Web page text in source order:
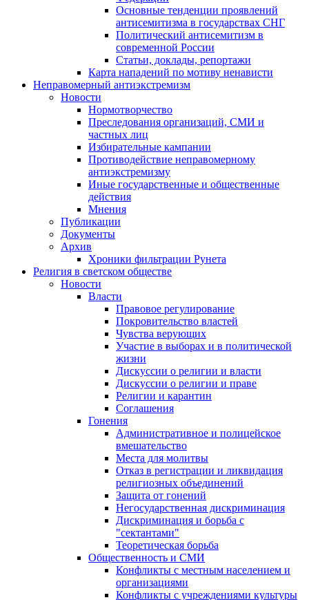
Основные тенденции проявлений
антисемитизма в государствах СНГ
Политический антисемитизм в
современной России
Статьи, доклады, репортажи
Карта нападений по мотиву ненависти
Неправомерный антиэкстремизм
Новости
Нормотворчество
Преследования организаций, СМИ и
частных лиц
Избирательные кампании
Противодействие неправомерному
антиэкстремизму
Иные государственные и общественные
действия
Мнения
Публикации
Документы
Архив
Хроники фильтрации Рунета
Религия в светском обществе
Новости
Власти
Правовое регулирование
Покровительство властей
Чувства верующих
Участие в выборах и в политической
жизни
Дискуссии о религии и власти
Дискуссии о религии и праве
Религии и карантин
Соглашения
Гонения
Административное и полицейское
вмешательство
Места для молитвы
Отказ в регистрации и ликвидация
религиозных объединений
Защита от гонений
Негосударственная дискриминация
Дискриминация и борьба с
"сектантами"
Теоретическая борьба
Общественность и СМИ
Конфликты с местным населением и
организациями
Конфликты с учреждениями культуры